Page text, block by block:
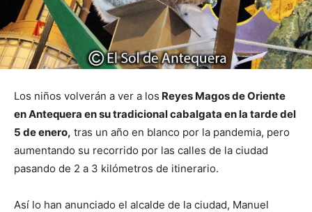
Los niños volverán a ver a los Reyes Magos de Oriente
en Antequera en su tradicional cabalgata en la tarde del
5 de enero, tras un año en blanco por la pandemia, pero
aumentando su recorrido por las calles de la ciudad
pasando de 2 a 3 kilómetros de itinerario.
Así lo han anunciado el alcalde de la ciudad, Manuel